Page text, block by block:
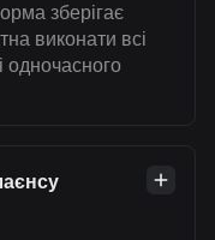
зберігає
виконати всі
одночасного